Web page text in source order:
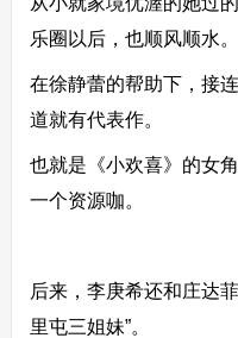
乐圈以后，也顺风顺水。
在徐静蕾的帮助下，接
道就有代表作。
也就是《小欢喜》的女
一个资源咖。
后来，李庚希还和庄达
里屯三姐妹”。